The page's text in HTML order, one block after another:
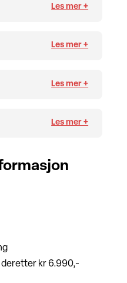
deretter kr 6.990,-